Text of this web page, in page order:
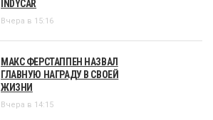
INDYCAR
Вчера в 15:16
МАКС ФЕРСТАППЕН НАЗВАЛ
ГЛАВНУЮ НАГРАДУ В СВОЕЙ
ЖИЗНИ
Вчера в 14:15